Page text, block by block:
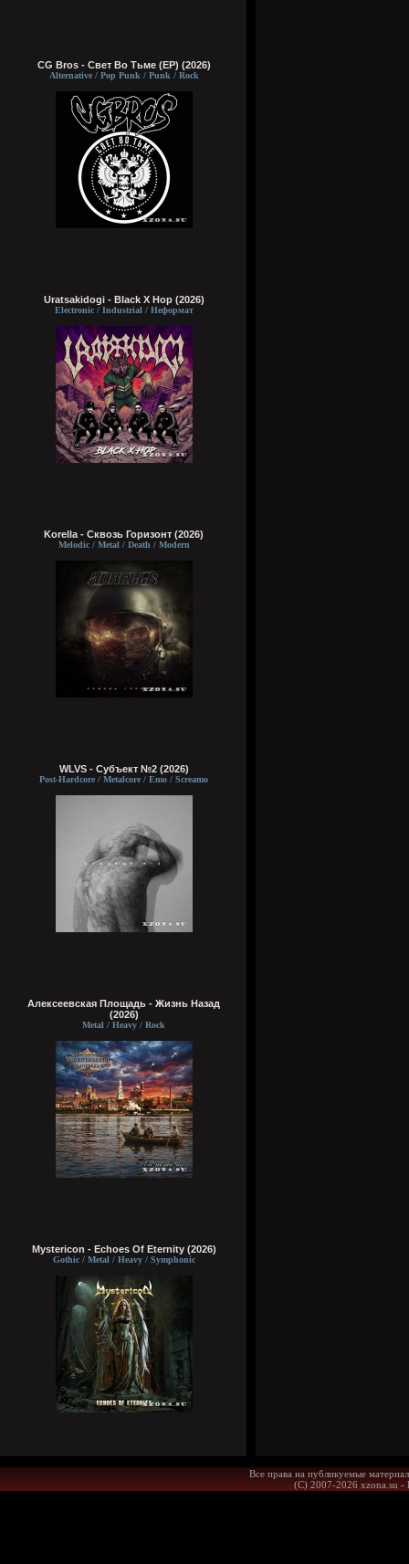
CG Bros - Свет Во Тьме (EP) (2026)
Alternative / Pop Punk / Punk / Rock
Uratsakidogi - Black X Hop (2026)
Electronic / Industrial / Неформат
Korella - Сквозь Горизонт (2026)
Melodic / Metal / Death / Modern
WLVS - Субъект №2 (2026)
Post-Hardcore / Metalcore / Emo / Screamo
Алексеевская Площадь - Жизнь Назад
(2026)
Metal / Heavy / Rock
Mystericon - Echoes Of Eternity (2026)
Gothic / Metal / Heavy / Symphonic
Все права на публикуемые
(С) 2007-2026 xzona.su -